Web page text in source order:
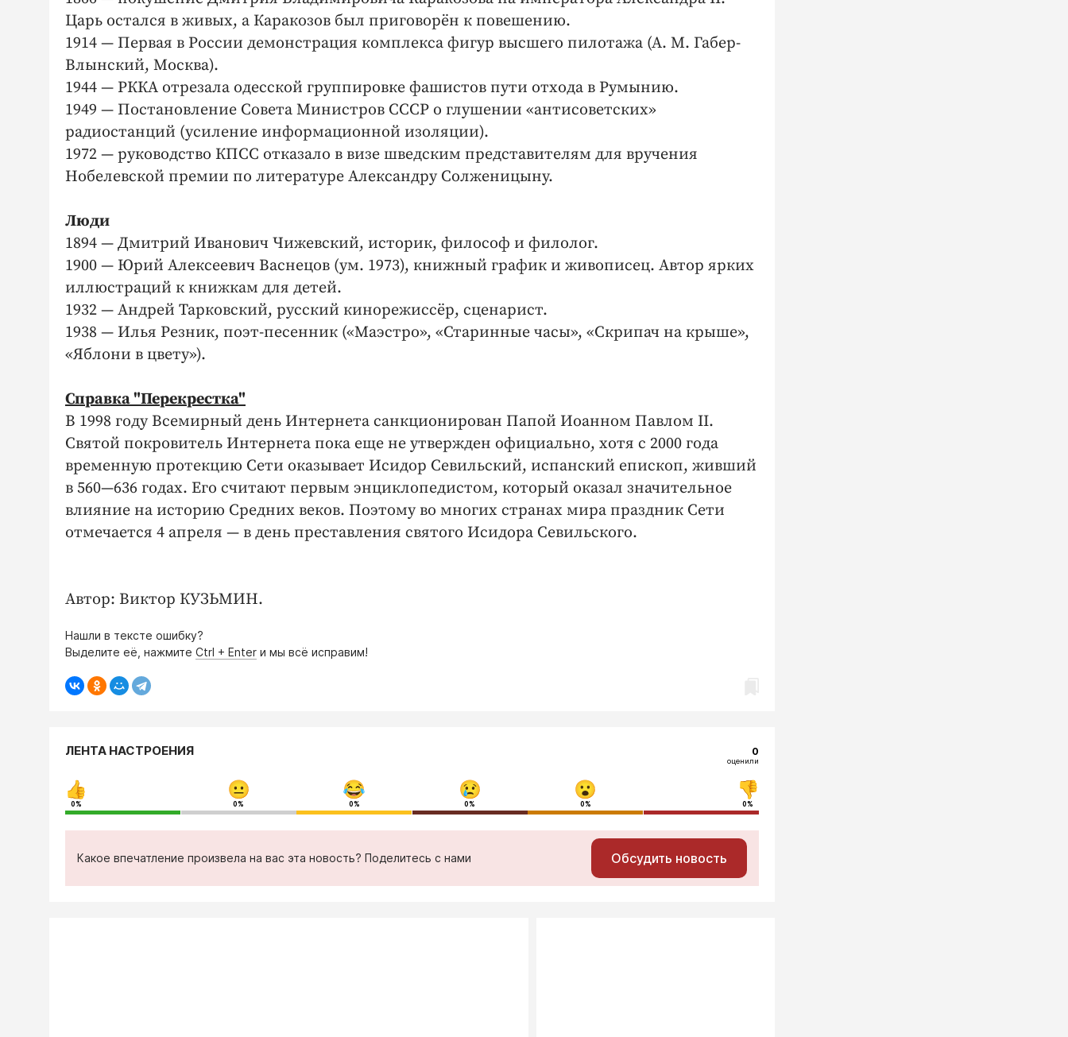
Царь остался в живых, а Каракозов был приговорён к повешению.
1914 — Первая в России демонстрация комплекса фигур высшего пилотажа (А. М. Габер-
Влынский, Москва).
1944 — РККА отрезала одесской группировке фашистов пути отхода в Румынию.
1949 — Постановление Совета Министров СССР о глушении «антисоветских»
радиостанций (усиление информационной изоляции).
1972 — руководство КПСС отказало в визе шведским представителям для вручения
Нобелевской премии по литературе Александру Солженицыну.
Люди
1894 — Дмитрий Иванович Чижевский, историк, философ и филолог.
1900 — Юрий Алексеевич Васнецов (ум. 1973), книжный график и живописец. Автор ярких
иллюстраций к книжкам для детей.
1932 — Андрей Тарковский, русский кинорежиссёр, сценарист.
1938 — Илья Резник, поэт-песенник («Маэстро», «Старинные часы», «Скрипач на крыше»,
«Яблони в цвету»).
Справка "Перекрестка"
В 1998 году Всемирный день Интернета санкционирован Папой Иоанном Павлом II.
Святой покровитель Интернета пока еще не утвержден официально, хотя с 2000 года
временную протекцию Сети оказывает Исидор Севильский, испанский епископ, живший
в 560—636 годах. Его считают первым энциклопедистом, который оказал значительное
влияние на историю Средних веков. Поэтому во многих странах мира праздник Сети
отмечается 4 апреля — в день преставления святого Исидора Севильского.
Автор: Виктор КУЗЬМИН.
Нашли в тексте ошибку?
Выделите её, нажмите Ctrl + Enter и мы всё исправим!
ЛЕНТА НАСТРОЕНИЯ 0
оценили
0% 0% 0% 0% 0% 0%
Какое впечатление произвела на вас эта новость? Поделитесь с нами Обсудить новость